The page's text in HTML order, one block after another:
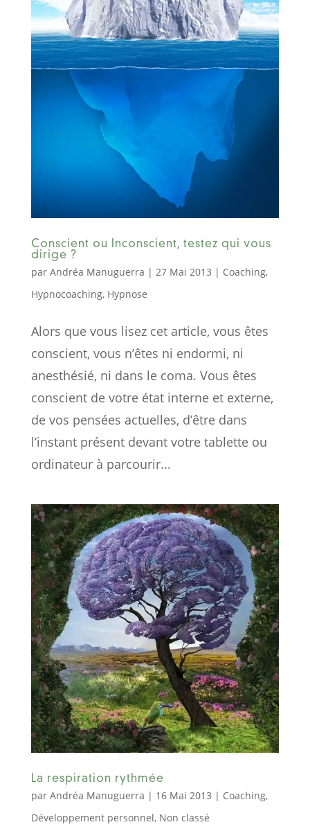
Conscient ou Inconscient, testez qui vous
dirige ?
par Andréa Manuguerra | 27 Mai 2013 | Coaching,
Hypnocoaching, Hypnose
Alors que vous lisez cet article, vous êtes
conscient, vous n’êtes ni endormi, ni
anesthésié, ni dans le coma. Vous êtes
conscient de votre état interne et externe,
de vos pensées actuelles, d’être dans
l’instant présent devant votre tablette ou
ordinateur à parcourir...
La respiration rythmée
par Andréa Manuguerra | 16 Mai 2013 | Coaching,
Développement personnel, Non classé